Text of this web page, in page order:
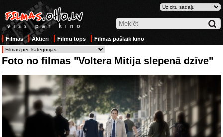
Filmas Aktieri Filmu tops Filmas pašlaik kino
Foto no filmas "Voltera Mitija slepenā dzīve"